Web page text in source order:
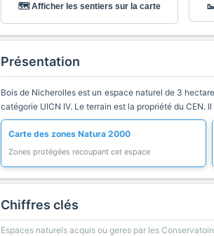
🗺️ Afficher les sentiers sur la carte
Présentation
Bois de Nicherolles est un espace naturel de 3
catégorie UICN IV. Le terrain est la propriété du CEN.
Carte des zones Natura 2000
Zones protégées recoupant cet espace
Chiffres clés
Espaces naturels acquis ou geres par les